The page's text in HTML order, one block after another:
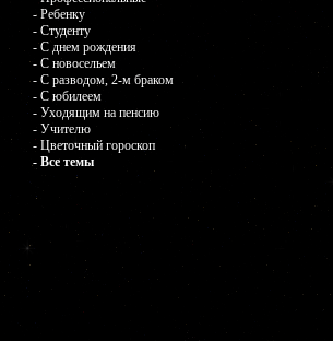
- Ребенку
- Студенту
- С днем рождения
- С новосельем
- С разводом, 2-м браком
- С юбилеем
- Уходящим на пенсию
- Учителю
- Цветочный гороскоп
- Все темы